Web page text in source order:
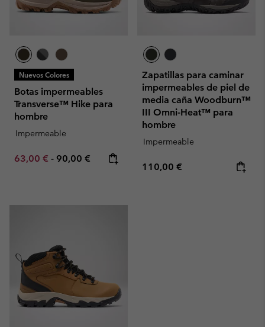
Nuevos Colores
Botas impermeables
Transverse™ Hike para
hombre
Impermeable
Minimum sale price:
63,00 € - Maximum price:
90,00 €
Zapatillas para caminar
impermeables de piel de
media caña Woodburn™
III Omni-Heat™ para
hombre
Impermeable
Regular price:
110,00 €